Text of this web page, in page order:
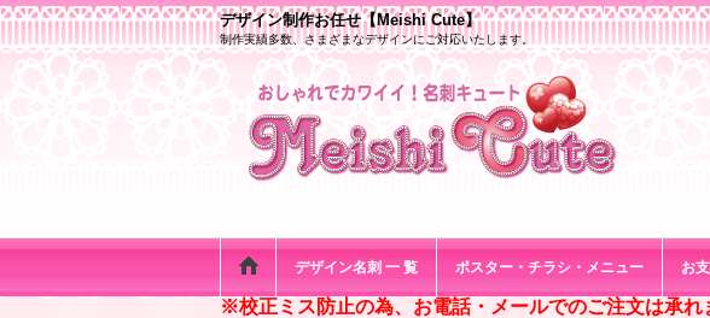
デザイン制作お任せ【Meishi Cute】
制作実績多数、さまざまなデザインにご対応いたします。
デザイン名刺 一 覧 ポスター・チラシ・メニュー お
※校正ミス防止の為、お電話・メールでのご注文は承